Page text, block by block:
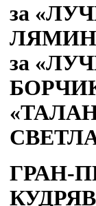
за
за
ГРАН-